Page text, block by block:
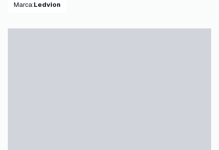
Marca: Ledvion